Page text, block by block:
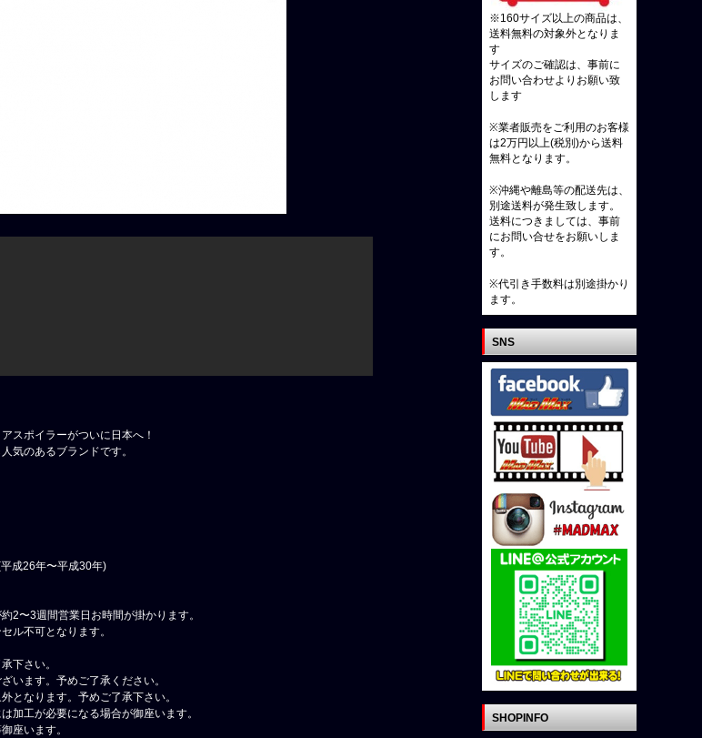
スポイラーがついに日本へ！
気のあるブランドです。
成26年〜平成30年)
2〜3週間営業日お時間が掛かります。
ル不可となります。
下さい。
います。予めご了承ください。
となります。予めご了承下さい。
加工が必要になる場合が御座います。
座います。
※160サイズ以上の商品は、
送料無料の対象外となりま
す
サイズのご確認は、事前に
お問い合わせよりお願い致
します
※業者販売をご利用のお客様
は2万円以上(税別)から送料
無料となります。
※沖縄や離島等の配送先は、
別途送料が発生致します。
送料につきましては、事前
にお問い合せをお願いしま
す。
※代引き手数料は別途掛かり
ます。
SNS
SHOPINFO